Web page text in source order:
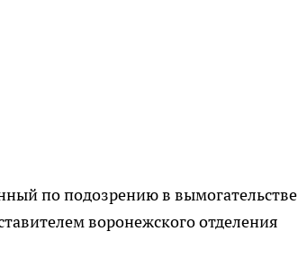
по подозрению в вымогательстве
воронежского отделения